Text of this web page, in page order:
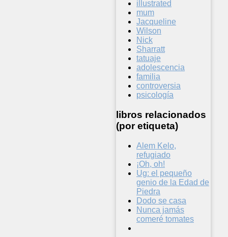
illustrated
mum
Jacqueline
Wilson
Nick
Sharratt
tatuaje
adolescencia
familia
controversia
psicología
libros relacionados
(por etiqueta)
Alem Kelo,
refugiado
¡Oh, oh!
Ug: el pequeño
genio de la Edad de
Piedra
Dodo se casa
Nunca jamás
comeré tomates